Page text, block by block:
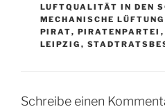
LUFTQUALITÄT IN DEN
MECHANISCHE LÜFTUNG
PIRAT, PIRATENPARTEI ,
LEIPZIG ,
Schreibe einen